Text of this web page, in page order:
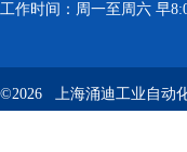
工作时间：周一至周六 早
©2026 上海涌迪工业自动